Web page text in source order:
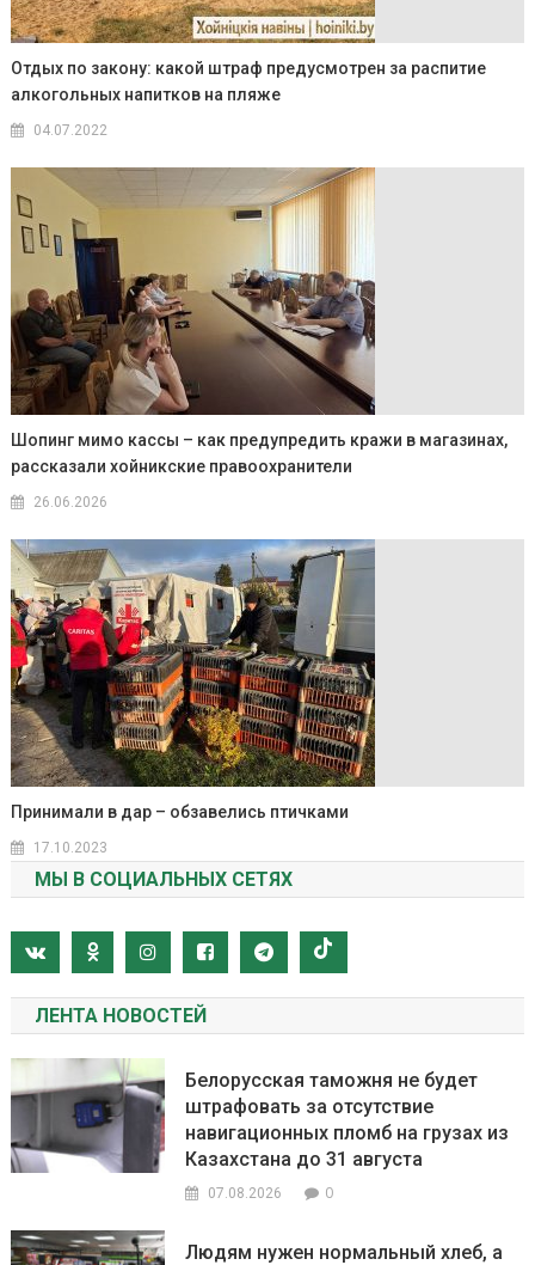
Отдых по закону: какой штраф предусмотрен за распитие
алкогольных напитков на пляже
04.07.2022
Шопинг мимо кассы – как предупредить кражи в магазинах,
рассказали хойникские правоохранители
26.06.2026
Принимали в дар – обзавелись птичками
17.10.2023
МЫ В СОЦИАЛЬНЫХ СЕТЯХ
ЛЕНТА НОВОСТЕЙ
Белорусская таможня не будет
штрафовать за отсутствие
навигационных пломб на грузах из
Казахстана до 31 августа
07.08.2026 0
Людям нужен нормальный хлеб, а